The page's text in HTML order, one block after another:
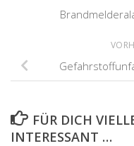
FÜR DICH
INTERESSANT …